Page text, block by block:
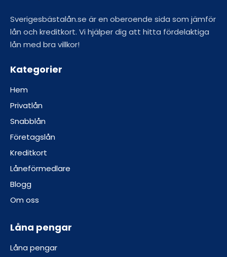
Sverigesbästalån.se är en oberoende sida som jämför
lån och kreditkort. Vi hjälper dig att hitta fördelaktiga
lån med bra villkor!
Kategorier
Hem
Privatlån
Snabblån
Företagslån
Kreditkort
Låneförmedlare
Blogg
Om oss
Låna pengar
Låna pengar